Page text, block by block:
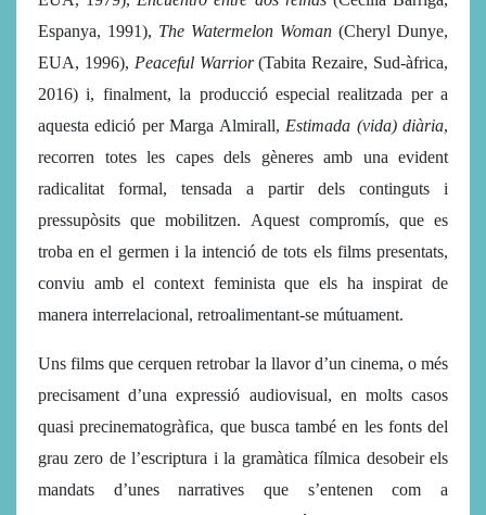
Espanya, 1991), The Watermelon Woman (Cheryl Dunye,
EUA, 1996), Peaceful Warrior(Tabita Rezaire, Sud-àfrica,
2016) i, finalment, la producció especial realitzada per a
aquesta edició per Marga Almirall, Estimada (vida) diària,
recorren totes les capes dels gèneres amb una evident
radicalitat formal, tensada a partir dels continguts i
pressupòsits que mobilitzen. Aquest compromís, que es
troba en el germen i la intenció de tots els films presentats,
conviu amb el context feminista que els ha inspirat de
manera interrelacional, retroalimentant-se mútuament.
Uns films que cerquen retrobar la llavor d’un cinema, o més
precisament d’una expressió audiovisual, en molts casos
quasi precinematogràfica, que busca també en les fonts del
grau zero de l’escriptura i la gramàtica fílmica desobeir els
mandats d’unes narratives que s’entenen com a